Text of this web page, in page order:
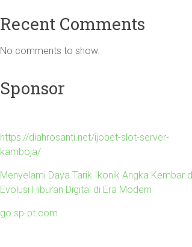
Recent Comments
No comments to show.
Sponsor
https://diahrosanti.net/ijobet-slot-server-
kamboja/
Menyelami Daya Tarik Ikonik Angka Kembar
Evolusi Hiburan Digital di Era Modern
go.sp-pt.com